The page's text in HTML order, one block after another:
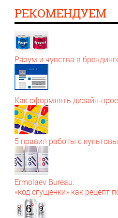
РЕКОМЕНДУЕМ
Разум и чувства в
Как оформлять
5 правил работы с
Ermolaev Bureau:
«код сгущенки» как рецепт